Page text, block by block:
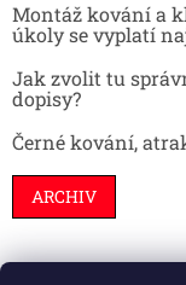
Montáž kování a
úkoly se vyplatí
Jak zvolit tu
dopisy?
Černé kování,
ARCHIV